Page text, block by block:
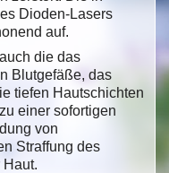
Dioden-Lasers
auf.
die das
Blutgefäße, das
tiefen Hautschichten
einer sofortigen
von
Straffung des